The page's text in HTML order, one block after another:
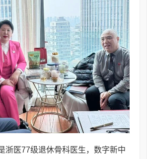
浙医77级退休骨科医生，数字新中